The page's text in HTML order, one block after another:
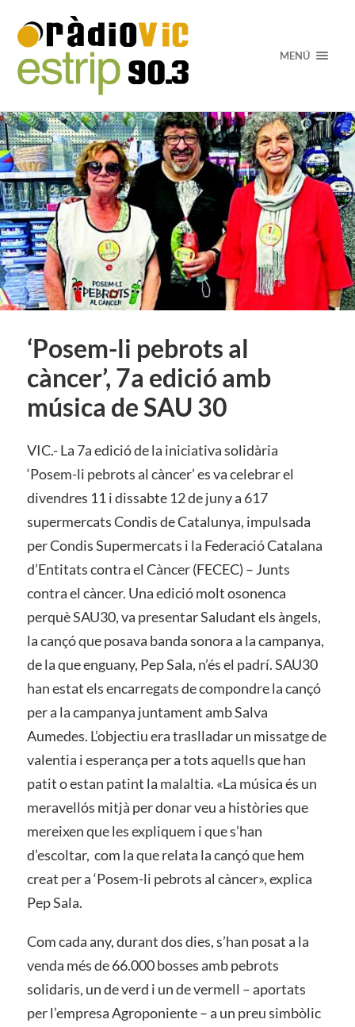
MENÚ
‘Posem-li pebrots al
càncer’, 7a edició amb
música de SAU 30
VIC.- La 7a edició de la iniciativa solidària
‘Posem-li pebrots al càncer’ es va celebrar el
divendres 11 i dissabte 12 de juny a 617
supermercats Condis de Catalunya, impulsada
per Condis Supermercats i la Federació Catalana
d’Entitats contra el Càncer (FECEC) – Junts
contra el càncer. Una edició molt osonenca
perquè SAU30, va presentar Saludant els àngels,
la cançó que posava banda sonora a la campanya,
de la que enguany, Pep Sala, n’és el padrí. SAU30
han estat els encarregats de compondre la cançó
per a la campanya juntament amb Salva
Aumedes. L’objectiu era traslladar un missatge de
valentia i esperança per a tots aquells que han
patit o estan patint la malaltia. «La música és un
meravellós mitjà per donar veu a històries que
mereixen que les expliquem i que s’han
d’escoltar, com la que relata la cançó que hem
creat per a ‘Posem-li pebrots al càncer», explica
Pep Sala.
Com cada any, durant dos dies, s’han posat a la
venda més de 66.000 bosses amb pebrots
solidaris, un de verd i un de vermell – aportats
per l’empresa Agroponiente – a un preu simbòlic